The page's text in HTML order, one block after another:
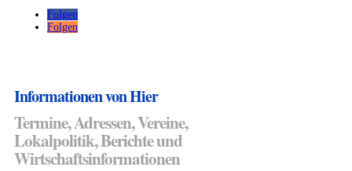
Folgen
Folgen
Informationen von Hier
Termine, Adressen, Vereine,
Lokalpolitik, Berichte und
Wirtschaftsinformationen